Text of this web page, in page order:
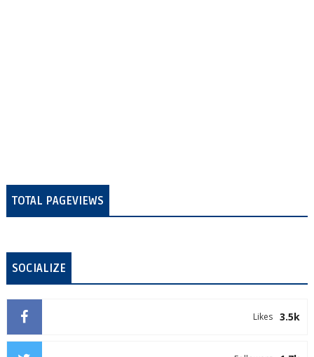
TOTAL PAGEVIEWS
SOCIALIZE
3.5k
Likes